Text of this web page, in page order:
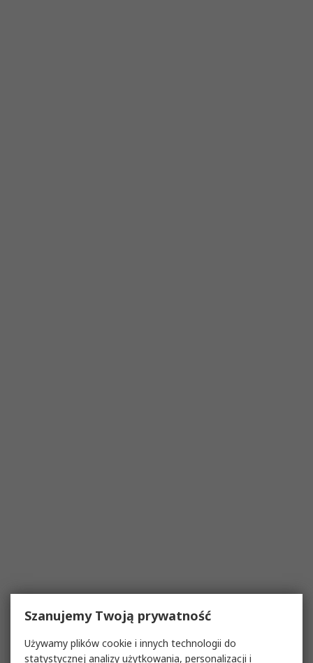
Szanujemy Twoją prywatność
Używamy plików cookie i innych technologii do
statystycznej analizy użytkowania, personalizacji i